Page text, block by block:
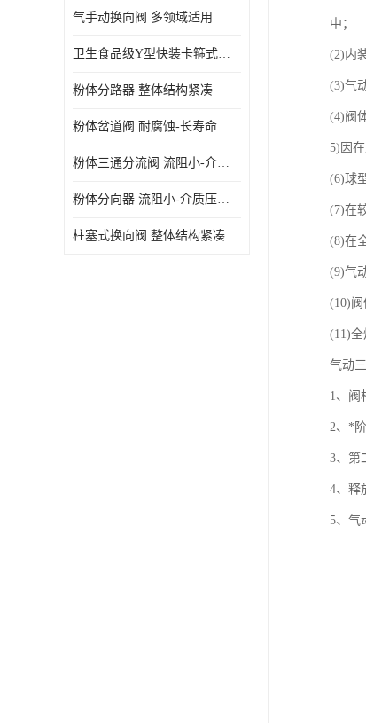
气手动换向阀 多领域适用
卫生食品级Y型快装卡箍式分路阀 结构坚固-不易变形
粉体分路器 整体结构紧凑
粉体岔道阀 耐腐蚀-长寿命
粉体三通分流阀 流阻小-介质压力损失少
粉体分向器 流阻小-介质压力损失少
柱塞式换向阀 整体结构紧凑
中；
(2)内
(3)气
(4)阀
5)因
(6)球
(7)在
(8)在
(9)气
(10)
(11)
气动
1、阀
2、*
3、第
4、释
5、气